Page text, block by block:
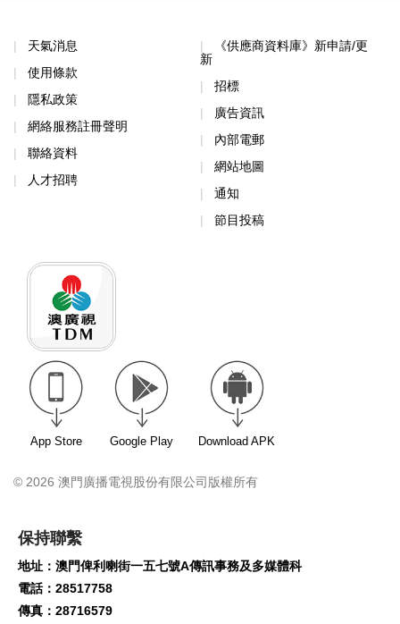
天氣消息
使用條款
隱私政策
網絡服務註冊聲明
聯絡資料
人才招聘
《供應商資料庫》新申請/更
新
招標
廣告資訊
內部電郵
網站地圖
通知
節目投稿
App Store Google Play Download APK
© 2026 澳門廣播電視股份有限公司版權所有
保持聯繫
地址：澳門俾利喇街一五七號A傳訊事務及多媒體科
電話：28517758
傳真：28716579